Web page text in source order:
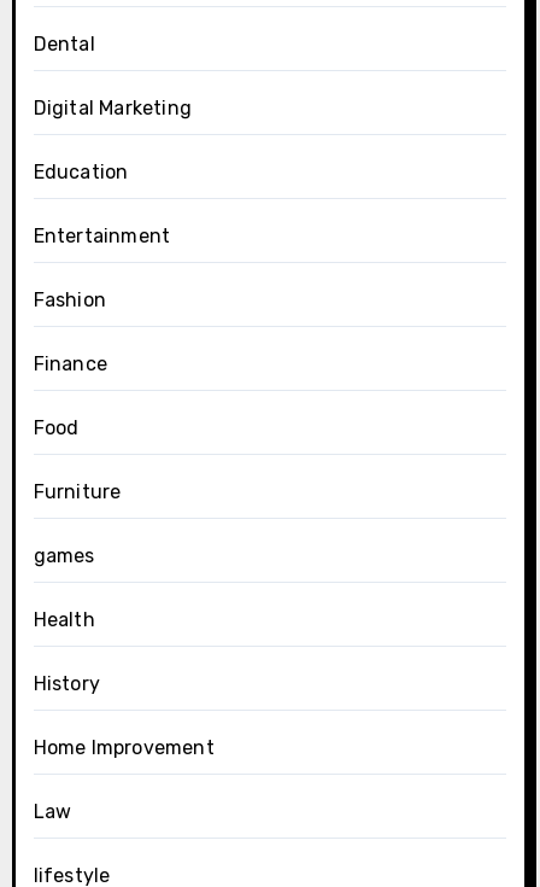
Dental
Digital Marketing
Education
Entertainment
Fashion
Finance
Food
Furniture
games
Health
History
Home Improvement
Law
lifestyle